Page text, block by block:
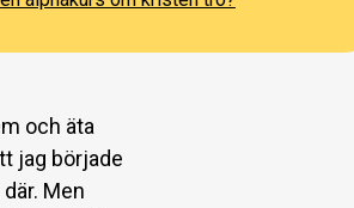
och äta
jag började
Men